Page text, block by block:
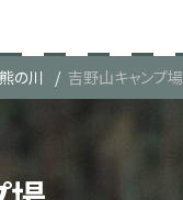
の川 吉野山キャンプ場